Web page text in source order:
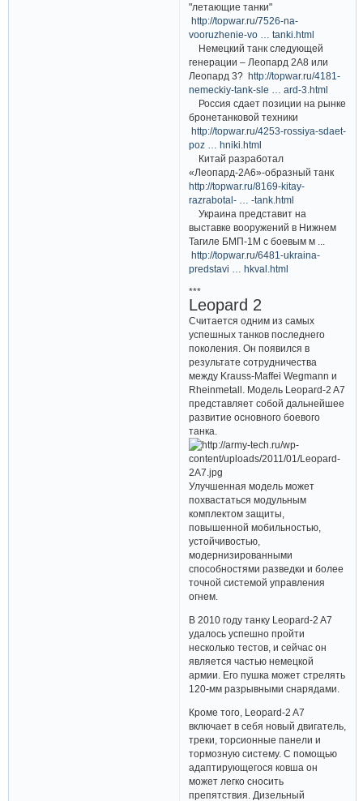
"летающие танки"
http://topwar.ru/7526-na-
vooruzhenie-vo … tanki.html
Немецкий танк следующей
генерации – Леопард 2А8 или
Леопард 3?http://topwar.ru/4181-
nemeckiy-tank-sle … ard-3.html
Россия сдает позиции на рынке
бронетанковой техники
http://topwar.ru/4253-rossiya-sdaet-
poz … hniki.html
Китай разработал
«Леопард-2А6»-образный танк
http://topwar.ru/8169-kitay-
razrabotal- … -tank.html
Украина представит на
выставке вооружений в Нижнем
Тагиле БМП-1М с боевым м ...
http://topwar.ru/6481-ukraina-
predstavi … hkval.html
***
Leopard 2
Считается одним из самых
успешных танков последнего
поколения. Он появился в
результате сотрудничества
между Krauss-Maffei Wegmann и
Rheinmetall. Модель Leopard-2 A7
представляет собой дальнейшее
развитие основного боевого
танка.
Улучшенная модель может
похвастаться модульным
комплектом защиты,
повышенной мобильностью,
устойчивостью,
модернизированными
способностями разведки и более
точной системой управления
огнем.
В 2010 году танку Leopard-2 A7
удалось успешно пройти
несколько тестов, и сейчас он
является частью немецкой
армии. Его пушка может стрелять
120-мм разрывными снарядами.
Кроме того, Leopard-2 A7
включает в себя новый двигатель,
треки, торсионные панели и
тормозную систему. С помощью
адаптирующегося ковша он
может легко сносить
препятствия. Дизельный